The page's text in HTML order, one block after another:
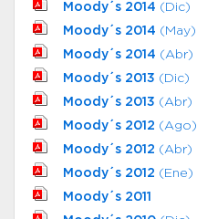
Moody´s 2014 (Dic)
Moody´s 2014 (May)
Moody´s 2014 (Abr)
Moody´s 2013 (Dic)
Moody´s 2013 (Abr)
Moody´s 2012 (Ago)
Moody´s 2012 (Abr)
Moody´s 2012 (Ene)
Moody´s 2011